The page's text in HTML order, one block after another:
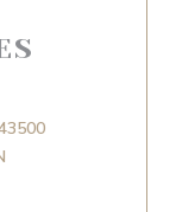
((ouvre une nouvelle